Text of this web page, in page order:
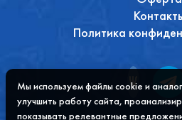
Политика
Мы используем файлы cookie и
улучшить работу сайта,
показывать релевантные